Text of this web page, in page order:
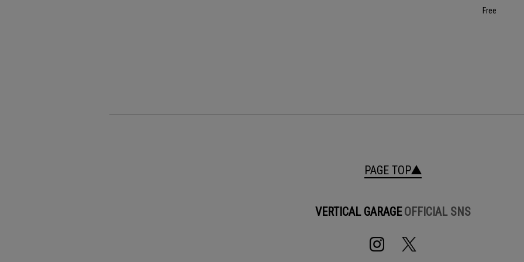
Free
PAGE TOP
VERTICAL GARAGE OFFICIAL SNS